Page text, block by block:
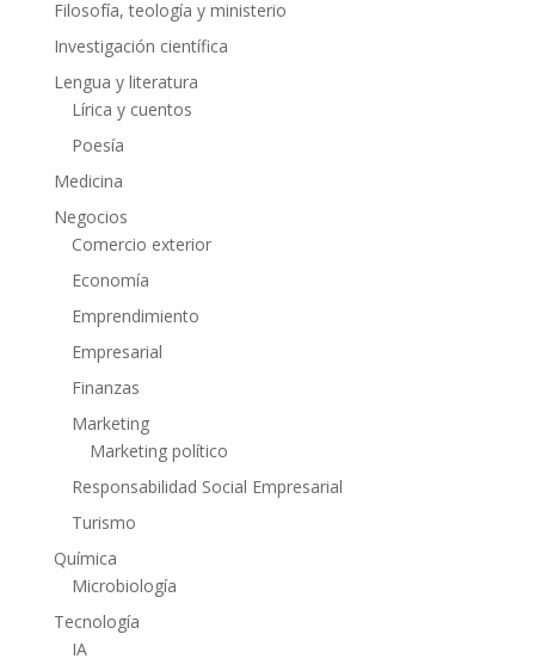
Filosofía, teología y ministerio
Investigación científica
Lengua y literatura
Lírica y cuentos
Poesía
Medicina
Negocios
Comercio exterior
Economía
Emprendimiento
Empresarial
Finanzas
Marketing
Marketing político
Responsabilidad Social Empresarial
Turismo
Química
Microbiología
Tecnología
IA